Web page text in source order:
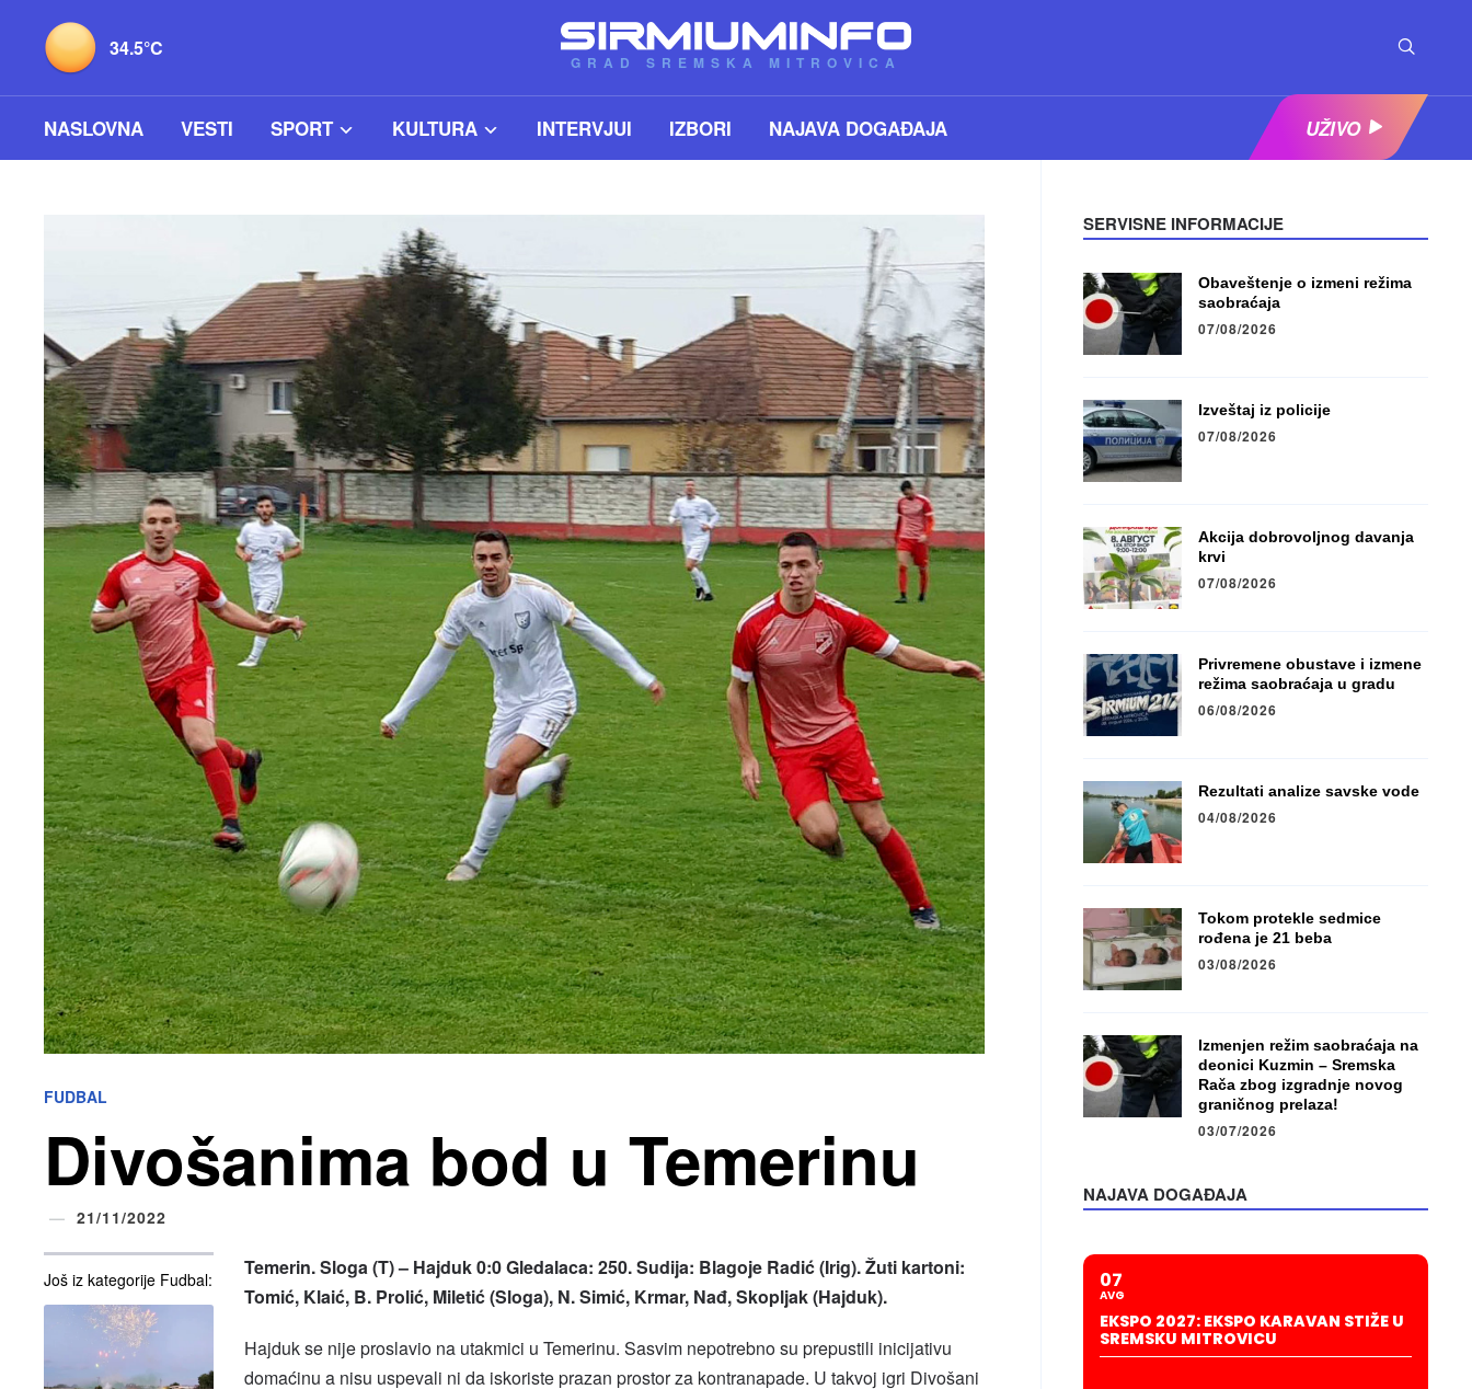
34.5°C
GRAD SREMSKA MITROVICA
NASLOVNA VESTI SPORT KULTURA INTERVJUI IZBORI NAJAVA DOGAĐAJA UŽIVO
FUDBAL
Divošanima bod u Temerinu
21/11/2022
Još iz kategorije Fudbal:
Temerin. Sloga (T) – Hajduk 0:0 Gledalaca: 250. Sudija: Blagoje Radić (Irig). Žuti kartoni:
Tomić, Klaić, B. Prolić, Miletić (Sloga), N. Simić, Krmar, Nađ, Skopljak (Hajduk).
Hajduk se nije proslavio na utakmici u Temerinu. Sasvim nepotrebno su prepustili inicijativu
domaćinu a nisu uspevali ni da iskoriste prazan prostor za kontranapade. U takvoj igri Divošani
SERVISNE INFORMACIJE
Obaveštenje o izmeni režima
saobraćaja
07/08/2026
Izveštaj iz policije
07/08/2026
Akcija dobrovoljnog davanja
krvi
07/08/2026
Privremene obustave i izmene
režima saobraćaja u gradu
06/08/2026
Rezultati analize savske vode
04/08/2026
Tokom protekle sedmice
rođena je 21 beba
03/08/2026
Izmenjen režim saobraćaja na
deonici Kuzmin – Sremska
Rača zbog izgradnje novog
graničnog prelaza!
03/07/2026
NAJAVA DOGAĐAJA
07
AVG
EKSPO 2027: EKSPO KARAVAN STIŽE U
SREMSKU MITROVICU